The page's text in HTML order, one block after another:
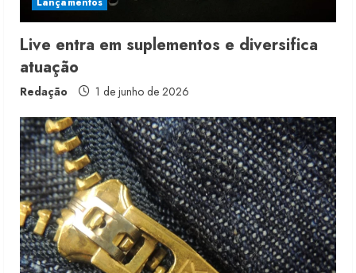
Live entra em suplementos e diversifica
atuação
Redação 1 de junho de 2026
2
Renata Caixeta assume Movimento
Sou de Algodão
5 de agosto de 2026